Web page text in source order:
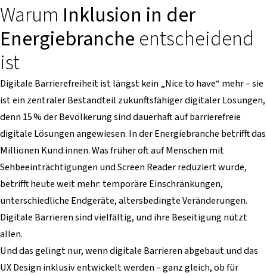
Warum Inklusion in der
Energiebranche entscheidend
ist
Digitale Barrierefreiheit ist längst kein „Nice to have“ mehr – sie
ist ein zentraler Bestandteil zukunftsfähiger digitaler Lösungen,
denn 15 % der Bevölkerung sind dauerhaft auf barrierefreie
digitale Lösungen angewiesen. In der Energiebranche betrifft das
Millionen Kund:innen. Was früher oft auf Menschen mit
Sehbeeinträchtigungen und Screen Reader reduziert wurde,
betrifft heute weit mehr: temporäre Einschränkungen,
unterschiedliche Endgeräte, altersbedingte Veränderungen.
Digitale Barrieren sind vielfältig, und ihre Beseitigung nützt
allen.
Und das gelingt nur, wenn digitale Barrieren abgebaut und das
UX Design inklusiv entwickelt werden – ganz gleich, ob für